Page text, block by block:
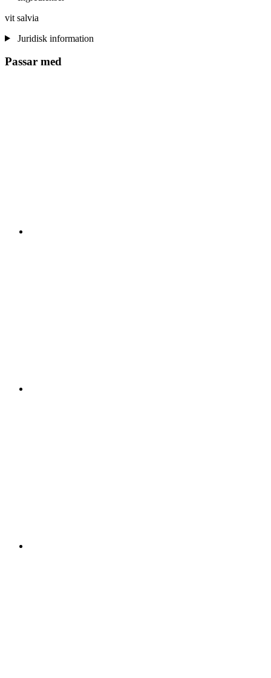
vit salvia
Juridisk information
Passar med